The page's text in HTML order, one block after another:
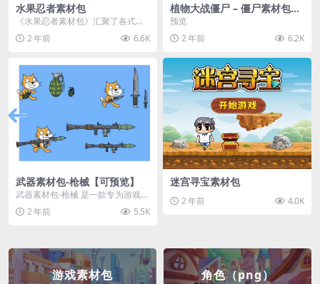
水果忍者素材包
《水果忍者素材包》汇聚了各式鲜
美诱人的水果图像与清脆悦耳的切
割音效，专为追求极致...
2 年前 6.6K
植物大战僵尸 – 僵尸素材包
【可预览】
预览
2 年前
6.2K
武器素材包-枪械【可预览】
武器素材包-枪械 是一款专为游戏开
发者和创作者设计的素材包，包含
多种高质量的枪械...
2 年前 5.5K
迷宫寻宝素材包
2 年前 4.0K
游戏素材包 角色（png）